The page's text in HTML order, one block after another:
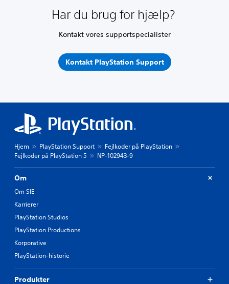
Har du brug for hjælp?
Kontakt vores supportspecialister
Kontakt PlayStation Support
Hjem PlayStation Support
Fejlkoder på PlayStation
Fejlkoder på PlayStation 5
NP-102943-9
Om
Om SIE
Karrierer
PlayStation Studios
PlayStation Productions
Korporative
PlayStation-historie
Produkter